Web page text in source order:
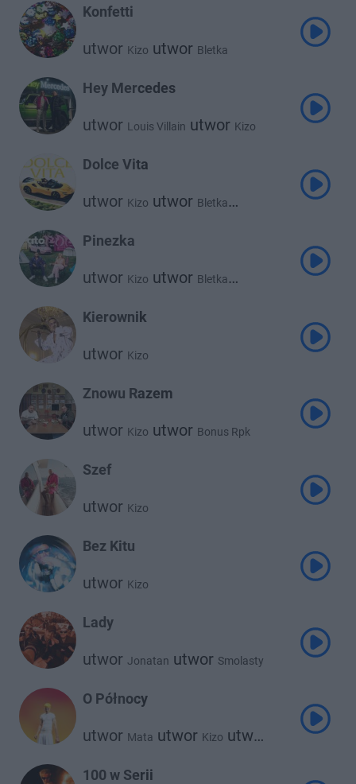
Konfetti
utwor Kizo utwor Bletka
Hey Mercedes
utwor Louis Villain utwor Kizo
Dolce Vita
utwor Kizo utwor Bletka
Pinezka
utwor Kizo utwor Bletka
Oskar83
Kierownik
utwor Kizo
Znowu Razem
utwor Kizo utwor Bonus Rpk
Szef
utwor Kizo
Bez Kitu
utwor Kizo
Lady
utwor Jonatan utwor Smolasty
O Północy
utwor Mata utwor Kizo utwor
100 w Serii